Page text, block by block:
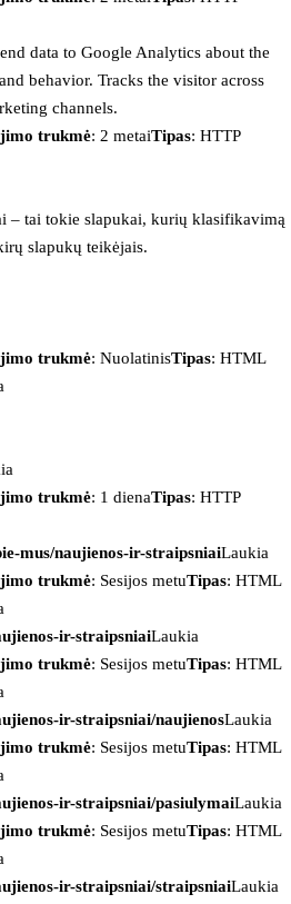
data to Google Analytics about the
behavior. Tracks the visitor across
channels.
trukmė: 2 metaiTipas: HTTP
– tai tokie slapukai, kurių klasifikavimą
slapukų teikėjais.
trukmė: NuolatinisTipas: HTML
trukmė: 1 dienaTipas: HTTP
mus/naujienos-ir-straipsniaiLaukia
trukmė: Sesijos metuTipas: HTML
ir-straipsniaiLaukia
trukmė: Sesijos metuTipas: HTML
ir-straipsniai/naujienosLaukia
trukmė: Sesijos metuTipas: HTML
ir-straipsniai/pasiulymaiLaukia
trukmė: Sesijos metuTipas: HTML
ir-straipsniai/straipsniaiLaukia